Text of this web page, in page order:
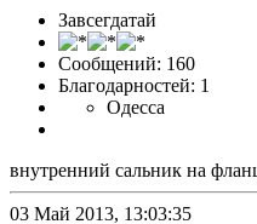
Завсегдатай
Сообщений: 160
Благодарностей: 1
Одесса
внутренний сальник на
03 Май 2013, 13:03:35